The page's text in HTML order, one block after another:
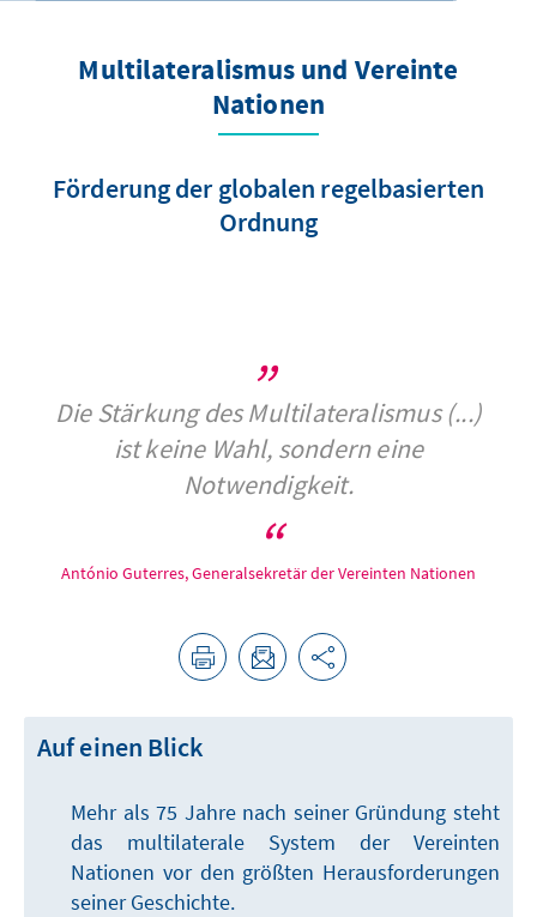
Multilateralismus und Vereinte
Nationen
Förderung der globalen regelbasierten
Ordnung
Die Stärkung des Multilateralismus (...)
ist keine Wahl, sondern eine
Notwendigkeit.
António Guterres, Generalsekretär der Vereinten Nationen
Auf einen Blick
Mehr als 75 Jahre nach seiner Gründung steht
das multilaterale System der Vereinten
Nationen vor den größten Herausforderungen
seiner Geschichte.